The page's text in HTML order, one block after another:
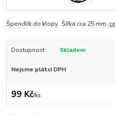
Špendlík do klopy. Šířka cca 25 mm.
Dostupnost Skladem
Nejsme plátci DPH
99 Kč/ks